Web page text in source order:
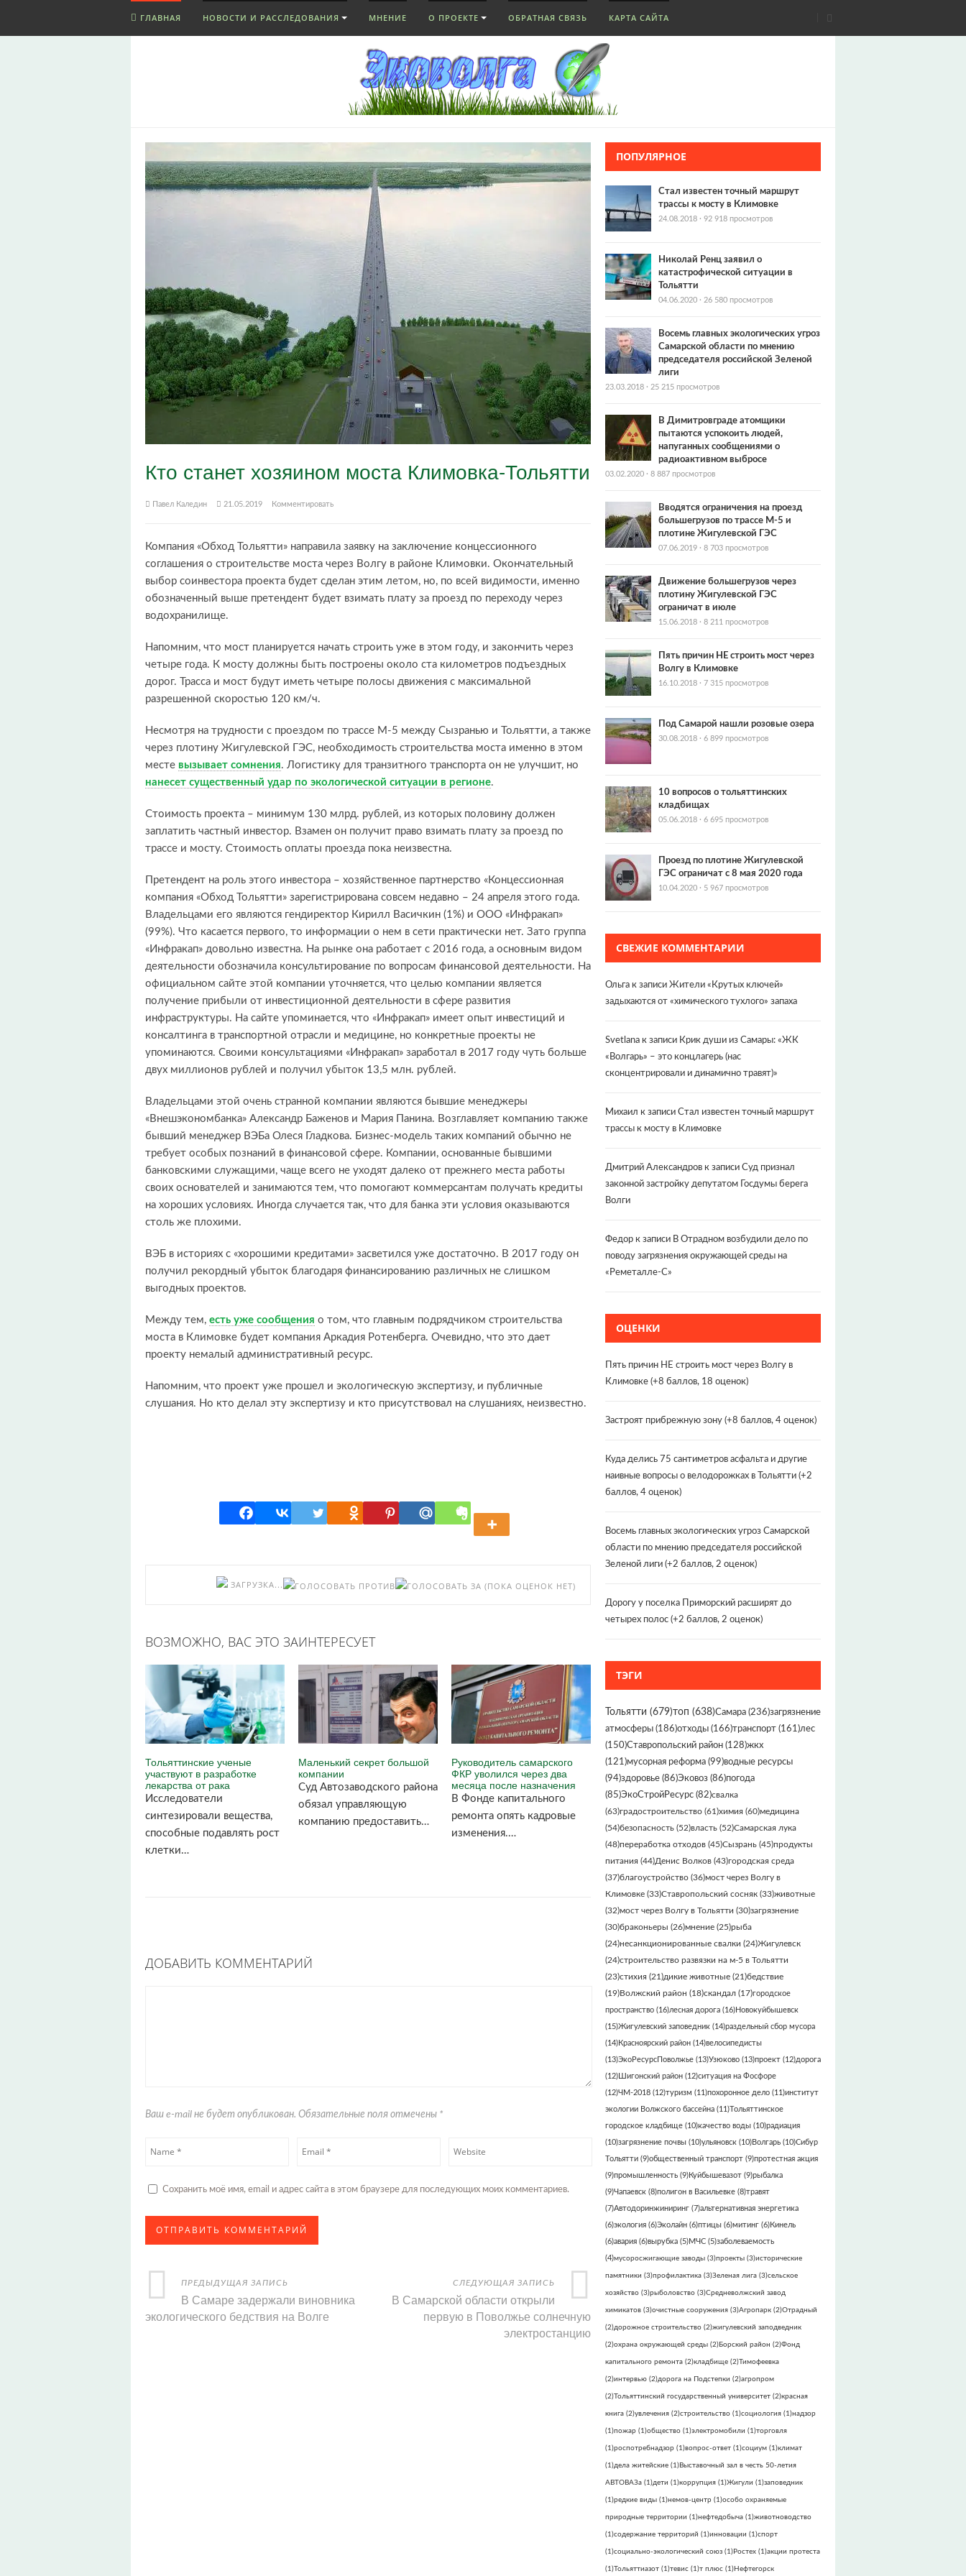
ГЛАВНАЯ НОВОСТИ И РАССЛЕДОВАНИЯ МНЕНИЕ О ПРОЕКТЕ ОБРАТНАЯ СВЯЗЬ КАРТА САЙТА
Кто станет хозяином моста Климовка-Тольятти
Павел Каледин 21.05.2019 Комментировать
Компания «Обход Тольятти» направила заявку на заключение концессионного
соглашения о строительстве моста через Волгу в районе Климовки. Окончательный
выбор соинвестора проекта будет сделан этим летом, но, по всей видимости, именно
обозначенный выше претендент будет взимать плату за проезд по переходу через
водохранилище.
Напомним, что мост планируется начать строить уже в этом году, и закончить через
четыре года. К мосту должны быть построены около ста километров подъездных
дорог. Трасса и мост будут иметь четыре полосы движения с максимальной
разрешенной скоростью 120 км/ч.
Несмотря на трудности с проездом по трассе М-5 между Сызранью и Тольятти, а также
через плотину Жигулевской ГЭС, необходимость строительства моста именно в этом
месте вызывает сомнения. Логистику для транзитного транспорта он не улучшит, но
нанесет существенный удар по экологической ситуации в регионе.
Стоимость проекта – минимум 130 млрд. рублей, из которых половину должен
заплатить частный инвестор. Взамен он получит право взимать плату за проезд по
трассе и мосту. Стоимость оплаты проезда пока неизвестна.
Претендент на роль этого инвестора – хозяйственное партнерство «Концессионная
компания «Обход Тольятти» зарегистрирована совсем недавно – 24 апреля этого года.
Владельцами его являются гендиректор Кирилл Васичкин (1%) и ООО «Инфракап»
(99%). Что касается первого, то информации о нем в сети практически нет. Зато группа
«Инфракап» довольно известна. На рынке она работает с 2016 года, а основным видом
деятельности обозначила консультирование по вопросам финансовой деятельности. На
официальном сайте этой компании уточняется, что целью компании является
получение прибыли от инвестиционной деятельности в сфере развития
инфраструктуры. На сайте упоминается, что «Инфракап» имеет опыт инвестиций и
консалтинга в транспортной отрасли и медицине, но конкретные проекты не
упоминаются. Своими консультациями «Инфракап» заработал в 2017 году чуть больше
двух миллионов рублей и получил убыток 13,5 млн. рублей.
Владельцами этой очень странной компании являются бывшие менеджеры
«Внешэкономбанка» Александр Баженов и Мария Панина. Возглавляет компанию также
бывший менеджер ВЭБа Олеся Гладкова. Бизнес-модель таких компаний обычно не
требует особых познаний в финансовой сфере. Компании, основанные бывшими
банковскими служащими, чаще всего не уходят далеко от прежнего места работы
своих основателей и занимаются тем, что помогают коммерсантам получать кредиты
на хороших условиях. Иногда случается так, что для банка эти условия оказываются
столь же плохими.
ВЭБ в историях с «хорошими кредитами» засветился уже достаточно. В 2017 году он
получил рекордный убыток благодаря финансированию различных не слишком
выгодных проектов.
Между тем, есть уже сообщения о том, что главным подрядчиком строительства
моста в Климовке будет компания Аркадия Ротенберга. Очевидно, что это дает
проекту немалый административный ресурс.
Напомним, что проект уже прошел и экологическую экспертизу, и публичные
слушания. Но кто делал эту экспертизу и кто присутствовал на слушаниях, неизвестно.
(ПОКА ОЦЕНОК НЕТ)
ЗАГРУЗКА...
ВОЗМОЖНО, ВАС ЭТО ЗАИНТЕРЕСУЕТ
Тольяттинские ученые
участвуют в разработке
лекарства от рака
Исследователи
синтезировали вещества,
способные подавлять рост
клетки…
Маленький секрет большой
компании
Суд Автозаводского района
обязал управляющую
компанию предоставить…
Руководитель самарского
ФКР уволился через два
месяца после назначения
В Фонде капитального
ремонта опять кадровые
изменения.…
ДОБАВИТЬ КОММЕНТАРИЙ
Ваш e-mail не будет опубликован. Обязательные поля отмечены *
Сохранить моё имя, email и адрес сайта в этом браузере для последующих моих комментариев.
ПРЕДЫДУЩАЯ ЗАПИСЬ
В Самаре задержали виновника
экологического бедствия на Волге
СЛЕДУЮЩАЯ ЗАПИСЬ
В Самарской области открыли
первую в Поволжье солнечную
электростанцию
ПОПУЛЯРНОЕ
Стал известен точный маршрут
трассы к мосту в Климовке
24.08.2018 · 92 918 просмотров
Николай Ренц заявил о
катастрофической ситуации в
Тольятти
04.06.2020 · 26 580 просмотров
Восемь главных экологических угроз
Самарской области по мнению
председателя российской Зеленой
лиги
23.03.2018 · 25 215 просмотров
В Димитровграде атомщики
пытаются успокоить людей,
напуганных сообщениями о
радиоактивном выбросе
03.02.2020 · 8 887 просмотров
Вводятся ограничения на проезд
большегрузов по трассе М-5 и
плотине Жигулевской ГЭС
07.06.2019 · 8 703 просмотров
Движение большегрузов через
плотину Жигулевской ГЭС
ограничат в июле
15.06.2018 · 8 211 просмотров
Пять причин НЕ строить мост через
Волгу в Климовке
16.10.2018 · 7 315 просмотров
Под Самарой нашли розовые озера
30.08.2018 · 6 899 просмотров
10 вопросов о тольяттинских
кладбищах
05.06.2018 · 6 695 просмотров
Проезд по плотине Жигулевской
ГЭС ограничат с 8 мая 2020 года
10.04.2020 · 5 967 просмотров
СВЕЖИЕ КОММЕНТАРИИ
Ольга к записи Жители «Крутых ключей»
задыхаются от «химического тухлого» запаха
Svetlana к записи Крик души из Самары: «ЖК
«Волгарь» – это концлагерь (нас
сконцентрировали и динамично травят)»
Михаил к записи Стал известен точный маршрут
трассы к мосту в Климовке
Дмитрий Александров к записи Суд признал
законной застройку депутатом Госдумы берега
Волги
Федор к записи В Отрадном возбудили дело по
поводу загрязнения окружающей среды на
«Реметалле-С»
ОЦЕНКИ
Пять причин НЕ строить мост через Волгу в
Климовке (+8 баллов, 18 оценок)
Застроят прибрежную зону (+8 баллов, 4 оценок)
Куда делись 75 сантиметров асфальта и другие
наивные вопросы о велодорожках в Тольятти (+2
баллов, 4 оценок)
Восемь главных экологических угроз Самарской
области по мнению председателя российской
Зеленой лиги (+2 баллов, 2 оценок)
Дорогу у поселка Приморский расширят до
четырех полос (+2 баллов, 2 оценок)
ТЭГИ
Тольятти (679)топ (638)Самара (236)загрязнение
атмосферы (186)отходы (166)транспорт (161)лес
(150)Ставропольский район (128)жкх
(121)мусорная реформа (99)водные ресурсы
(94)здоровье (86)Эковоз (86)погода
(85)ЭкоСтройРесурс (82)свалка
(63)градостроительство (61)химия (60)медицина
(54)безопасность (52)власть (52)Самарская лука
(48)переработка отходов (45)Сызрань (45)продукты
питания (44)Денис Волков (43)городская среда
(37)благоустройство (36)мост через Волгу в
Климовке (33)Ставропольский сосняк (33)животные
(32)мост через Волгу в Тольятти (30)загрязнение
(30)браконьеры (26)мнение (25)рыба
(24)несанкционированные свалки (24)Жигулевск
(24)строительство развязки на м-5 в Тольятти
(23)стихия (21)дикие животные (21)бедствие
(19)Волжский район (18)скандал (17)городское
пространство (16)лесная дорога (16)Новокуйбышевск
(15)Жигулевский заповедник (14)раздельный сбор мусора
(14)Красноярский район (14)велосипедисты
(13)ЭкоРесурсПоволжье (13)Узюково (13)проект (12)дорога
(12) Шигонский район (12)ситуация на Фосфоре
(12)ЧМ-2018 (12)туризм (11)похоронное дело (11)институт
экологии Волжского бассейна (11)Тольяттинское
городское кладбище (10)качество воды (10)радиация
(10)загрязнение почвы (10)ульяновск (10)Волгарь (10)Сибур
Тольятти (9)общественный транспорт (9)протестная акция
(9)промышленность (9)Куйбышевазот (9)рыбалка
(9)Чапаевск (8)полигон в Васильевке (8)травят
(7)Автодоринжиниринг (7)альтернативная энергетика
(6)экология (6)Эколайн (6)птицы (6)митинг (6)Кинель
(6)авария (6)вырубка (5)МЧС (5)заболеваемость
(4)мусоросжигающие заводы (3)проекты (3)исторические
памятники (3)профилактика (3)Зеленая лига (3)сельское
хозяйство (3)рыболовство (3)Средневолжский завод
химикатов (3)очистные сооружения (3)Агропарк (2)Отрадный
(2)дорожное строительство (2)жигулевский заподведник
(2)охрана окружающей среды (2) Борский район (2)Фонд
капитального ремонта (2)кладбище (2)Тимофеевка
(2)интервью (2)дорога на Подстепки (2)агропром
(2)Тольяттинский государственный университет (2)красная
книга (2)увлечения (2)строительство (1)социология (1)надзор
(1)пожар (1)общество (1)электромобили (1)торговля
(1)роспотребнадзор (1)вопрос-ответ (1)социум (1)климат
(1)дела житейские (1) Выставочный зал в честь 50-летия
АВТОВАЗа (1)дети (1)коррупция (1)Жигули (1)заповедник
(1)редкие виды (1)немов-центр (1)особо охраняемые
природные территории (1)нефтедобыча (1)животноводство
(1)содержание территорий (1)инновации (1)спорт
(1)социально-экологический союз (1) Ростех (1)акции протеста
(1)Тольяттиазот (1)тевис (1)т плюс (1) Нефтегорск